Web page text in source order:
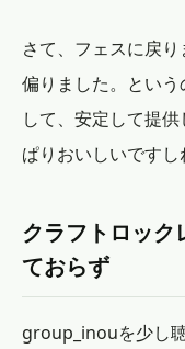
さて、フェスに戻
偏りました。とい
して、安定して提
ぱりおいしいですし
クラフトロックレストランは供給が間に合っ
ておらず
group_inouを少し